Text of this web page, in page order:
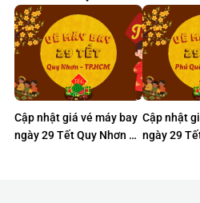
Cập nhật giá vé máy bay
ngày 29 Tết Quy Nhơn –
Cập nhật
ngày 29